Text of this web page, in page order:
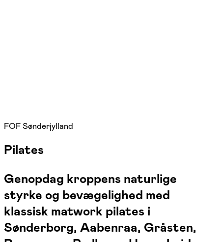
FOF Sønderjylland
Pilates
Genopdag kroppens naturlige
styrke og bevægelighed med
klassisk matwork pilates i
Sønderborg, Aabenraa, Gråsten,